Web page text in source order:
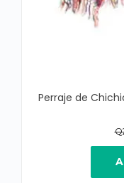
Perraje de
Q